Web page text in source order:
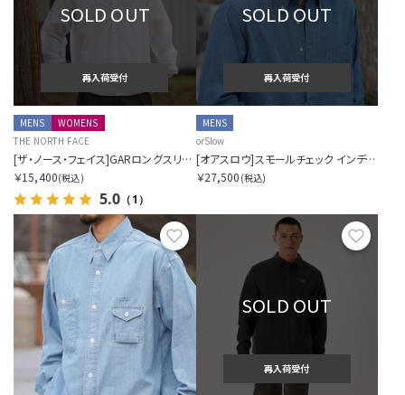
SOLD OUT
再入荷受付
MENS
WOMENS
THE NORTH FACE
[ザ・ノース・フェイス]GARロングスリーブシャツ
￥15,400(税込)
5.0 （1）
SOLD OUT
再入荷受付
MENS
orSlow
[オアスロウ]スモールチェック インディゴシャンブレー スタンダード ボタンダウンシャツ
￥27,500 (税込)
お気に入り
SOLD OUT
再入荷受付